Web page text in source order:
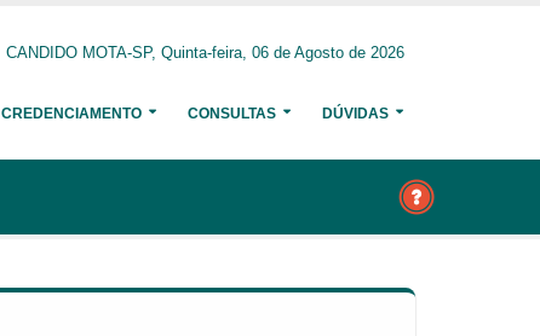
CANDIDO MOTA-SP, Quinta-feira, 06 de Agosto de 2026
CREDENCIAMENTO CONSULTAS DÚVIDAS